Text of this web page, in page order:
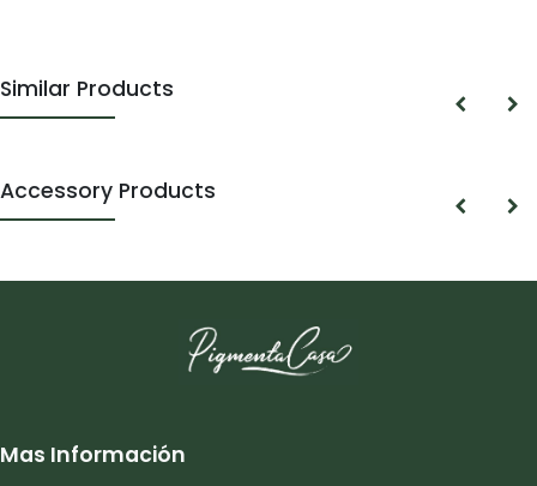
Similar Products
Accessory Products
Mas Información